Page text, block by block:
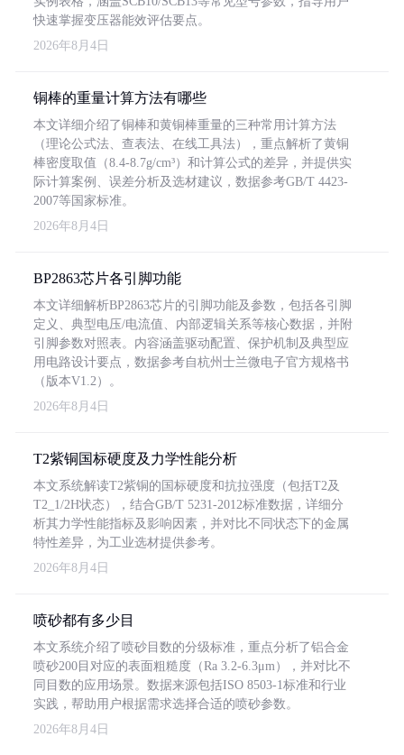
快速掌握变压器能效评估要点。
2026年8月4日
铜棒的重量计算方法有哪些
本文详细介绍了铜棒和黄铜棒重量的三种常用计算方法
（理论公式法、查表法、在线工具法），重点解析了黄铜
棒密度取值（8.4-8.7g/cm³）和计算公式的差异，并提供实
际计算案例、误差分析及选材建议，数据参考GB/T 4423-
2007等国家标准。
2026年8月4日
BP2863芯片各引脚功能
本文详细解析BP2863芯片的引脚功能及参数，包括各引脚
定义、典型电压/电流值、内部逻辑关系等核心数据，并附
引脚参数对照表。内容涵盖驱动配置、保护机制及典型应
用电路设计要点，数据参考自杭州士兰微电子官方规格书
（版本V1.2）。
2026年8月4日
T2紫铜国标硬度及力学性能分析
本文系统解读T2紫铜的国标硬度和抗拉强度（包括T2及
T2_1/2H状态），结合GB/T 5231-2012标准数据，详细分
析其力学性能指标及影响因素，并对比不同状态下的金属
特性差异，为工业选材提供参考。
2026年8月4日
喷砂都有多少目
本文系统介绍了喷砂目数的分级标准，重点分析了铝合金
喷砂200目对应的表面粗糙度（Ra 3.2-6.3μm），并对比不
同目数的应用场景。数据来源包括ISO 8503-1标准和行业
实践，帮助用户根据需求选择合适的喷砂参数。
2026年8月4日